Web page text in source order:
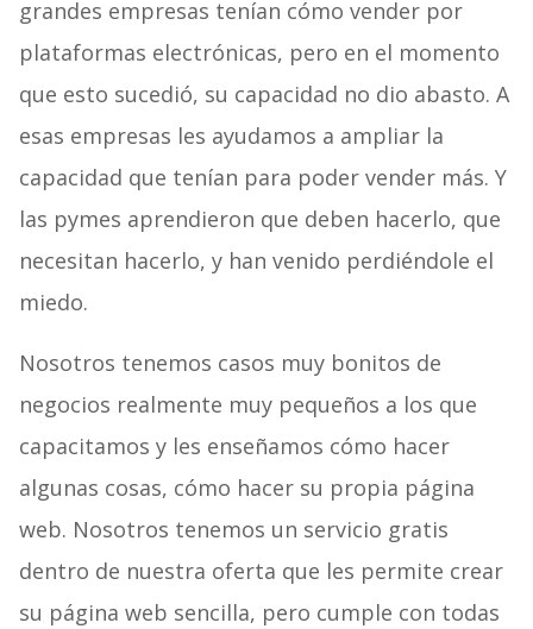
grandes empresas tenían cómo vender por
plataformas electrónicas, pero en el momento
que esto sucedió, su capacidad no dio abasto. A
esas empresas les ayudamos a ampliar la
capacidad que tenían para poder vender más. Y
las pymes aprendieron que deben hacerlo, que
necesitan hacerlo, y han venido perdiéndole el
miedo.
Nosotros tenemos casos muy bonitos de
negocios realmente muy pequeños a los que
capacitamos y les enseñamos cómo hacer
algunas cosas, cómo hacer su propia página
web. Nosotros tenemos un servicio gratis
dentro de nuestra oferta que les permite crear
su página web sencilla, pero cumple con todas